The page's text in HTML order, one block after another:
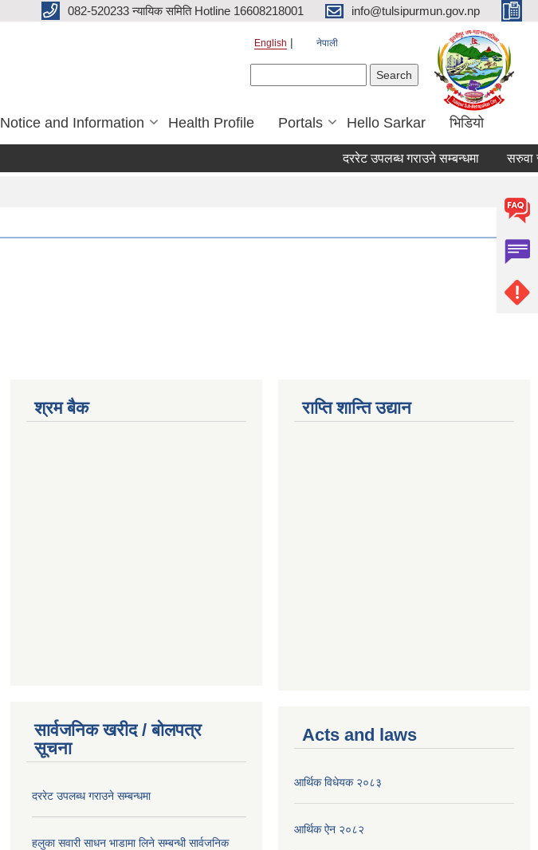
082-520233 न्यायिक समिति Hotline 16608218001 info@tulsipurmun.gov.np
English नेपाली
Notice and Information Health Profile Portals Hello Sarkar भिडियो
दररेट उपलब्ध गराउने सम्बन्धमा सरुवा
श्रम बैक
सार्वजनिक खरीद / बोलपत्र
सूचना
दररेट उपलब्ध गराउने सम्बन्धमा
हलुका सवारी साधन भाडामा लिने सम्बन्धी सार्वजनिक
राप्ति शान्ति उद्यान
Acts and laws
आर्थिक विधेयक २०८३
आर्थिक ऐन २०८२